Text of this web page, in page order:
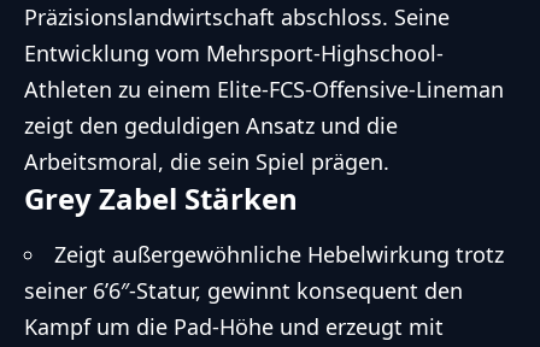
Präzisionslandwirtschaft abschloss. Seine
Entwicklung vom Mehrsport-Highschool-
Athleten zu einem Elite-FCS-Offensive-Lineman
zeigt den geduldigen Ansatz und die
Arbeitsmoral, die sein Spiel prägen.
Grey Zabel Stärken
Zeigt außergewöhnliche Hebelwirkung trotz
seiner 6’6″-Statur, gewinnt konsequent den
Kampf um die Pad-Höhe und erzeugt mit